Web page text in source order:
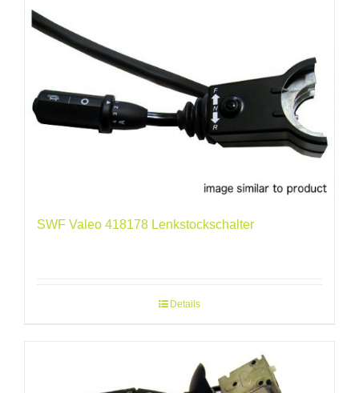
SWF Valeo 418178 Lenkstockschalter
Details